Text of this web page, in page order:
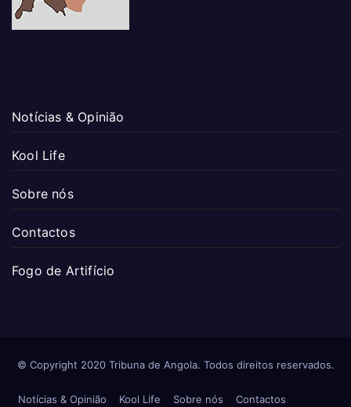
Notícias & Opinião
Kool Life
Sobre nós
Contactos
Fogo de Artifício
© Copyright 2020 Tribuna de Angola. Todos direitos reservados.
Notícias & Opinião Kool Life Sobre nós Contactos